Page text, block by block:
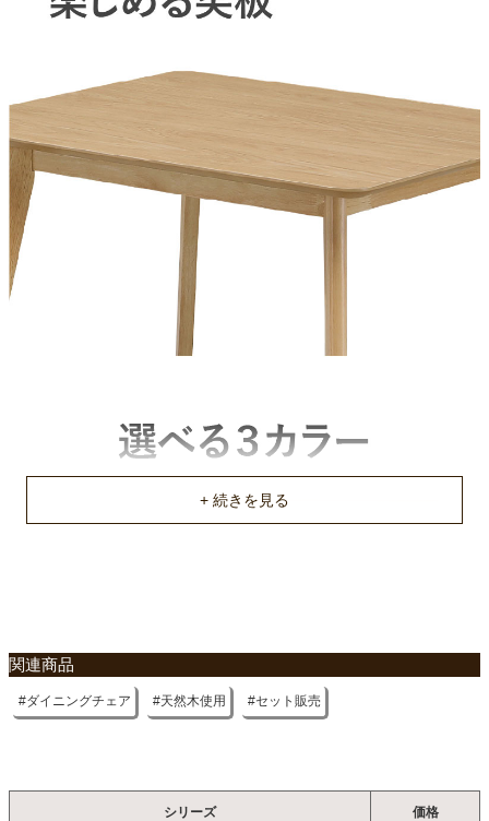
約47.5x3x87(cm)
マレーシア
関連商品
ダイニングチェア 天然木使用 セット販売
シリーズ 価格